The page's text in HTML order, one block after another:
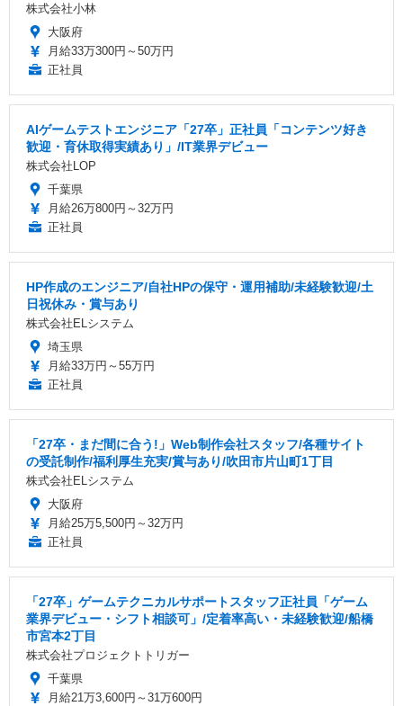
株式会社小林
大阪府
月給33万300円～50万円
正社員
AIゲームテストエンジニア「27卒」正社員「コンテンツ好き
歓迎・育休取得実績あり」/IT業界デビュー
株式会社LOP
千葉県
月給26万800円～32万円
正社員
HP作成のエンジニア/自社HPの保守・運用補助/未経験歓迎/土
日祝休み・賞与あり
株式会社ELシステム
埼玉県
月給33万円～55万円
正社員
「27卒・まだ間に合う!」Web制作会社スタッフ/各種サイト
の受託制作/福利厚生充実/賞与あり/吹田市片山町1丁目
株式会社ELシステム
大阪府
月給25万5,500円～32万円
正社員
「27卒」ゲームテクニカルサポートスタッフ正社員「ゲーム
業界デビュー・シフト相談可」/定着率高い・未経験歓迎/船橋
市宮本2丁目
株式会社プロジェクトトリガー
千葉県
月給21万3,600円～31万600円